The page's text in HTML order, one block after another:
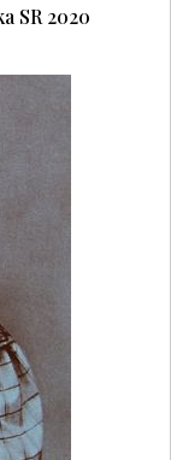
SR 2020